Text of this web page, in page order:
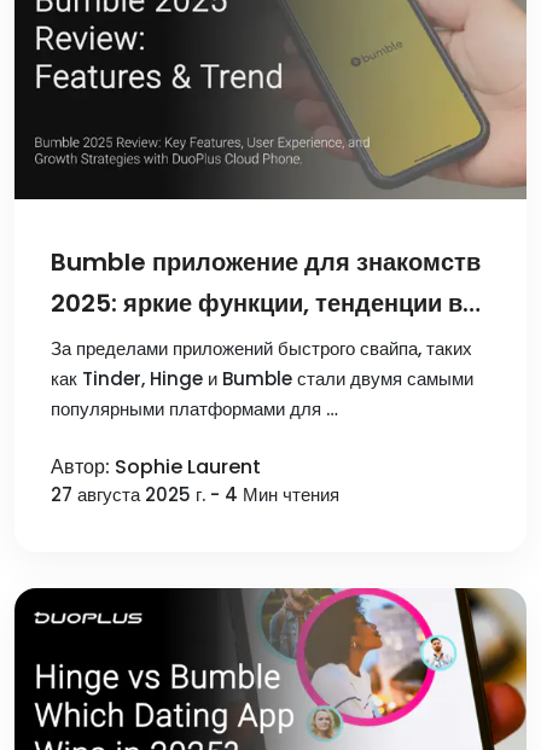
Bumble приложение для знакомств
2025: яркие функции, тенденции в
индустрии и
многопользовательская работа
DuoPlus
За пределами приложений быстрого свайпа, таких
как Tinder, Hinge и Bumble стали двумя самыми
популярными платформами для …
Автор: Sophie Laurent
27 августа 2025 г. - 4 Мин чтения